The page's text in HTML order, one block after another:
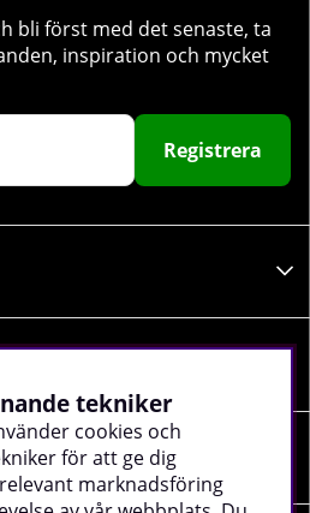
bli först med det senaste, ta
inspiration och mycket
Registrera
tekniker
cookies och
för att ge dig
marknadsföring